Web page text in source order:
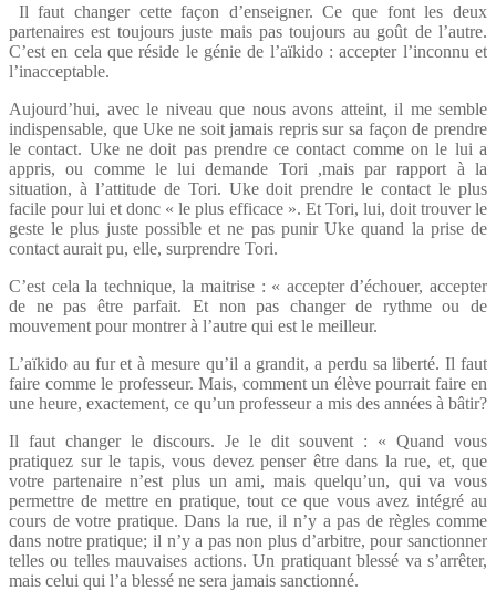
Il faut changer cette façon d’enseigner. Ce que font les deux
partenaires est toujours juste mais pas toujours au goût de l’autre.
C’est en cela que réside le génie de l’aïkido : accepter l’inconnu et
l’inacceptable.
Aujourd’hui, avec le niveau que nous avons atteint, il me semble
indispensable, que Uke ne soit jamais repris sur sa façon de prendre
le contact. Uke ne doit pas prendre ce contact comme on le lui a
appris, ou comme le lui demande Tori ,mais par rapport à la
situation, à l’attitude de Tori. Uke doit prendre le contact le plus
facile pour lui et donc « le plus efficace ». Et Tori, lui, doit trouver le
geste le plus juste possible et ne pas punir Uke quand la prise de
contact aurait pu, elle, surprendre Tori.
C’est cela la technique, la maitrise : « accepter d’échouer, accepter
de ne pas être parfait. Et non pas changer de rythme ou de
mouvement pour montrer à l’autre qui est le meilleur.
L’aïkido au fur et à mesure qu’il a grandit, a perdu sa liberté. Il faut
faire comme le professeur. Mais, comment un élève pourrait faire en
une heure, exactement, ce qu’un professeur a mis des années à bâtir?
Il faut changer le discours. Je le dit souvent : « Quand vous
pratiquez sur le tapis, vous devez penser être dans la rue, et, que
votre partenaire n’est plus un ami, mais quelqu’un, qui va vous
permettre de mettre en pratique, tout ce que vous avez intégré au
cours de votre pratique. Dans la rue, il n’y a pas de règles comme
dans notre pratique; il n’y a pas non plus d’arbitre, pour sanctionner
telles ou telles mauvaises actions. Un pratiquant blessé va s’arrêter,
mais celui qui l’a blessé ne sera jamais sanctionné.